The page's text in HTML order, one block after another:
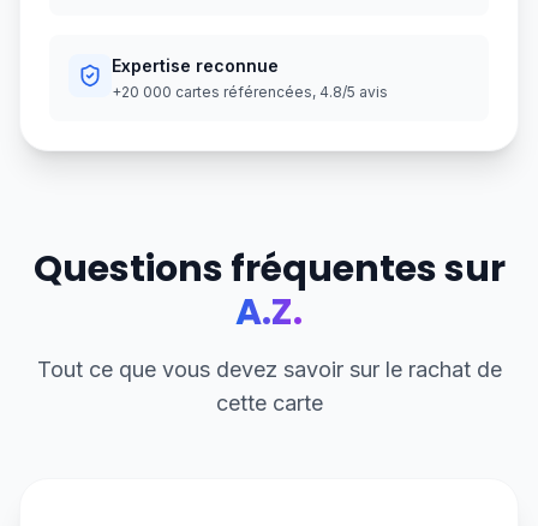
Expertise reconnue
+20 000 cartes référencées, 4.8/5 avis
Questions fréquentes sur
A.Z.
Tout ce que vous devez savoir sur le rachat de
cette carte